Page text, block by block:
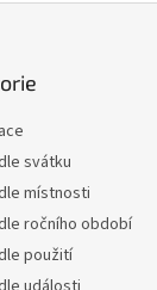
svátku
místnosti
ročního období
použití